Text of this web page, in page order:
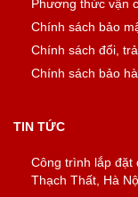
Phương thức vận
Chính sách bảo
Chính sách đổi,
Chính sách bảo
TIN TỨC
Công trình lắp đặt
Thạch Thất, Hà